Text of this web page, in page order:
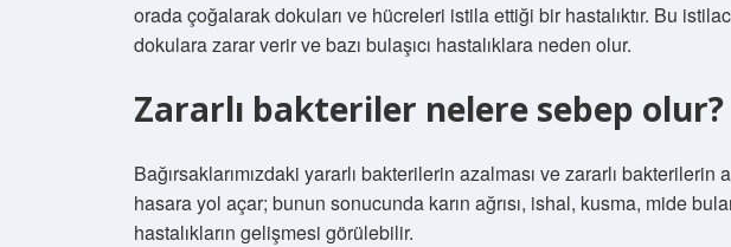
orada çoğalarak dokuları ve hücreleri istila ettiği bir hastalıktır. Bu
dokulara zarar verir ve bazı bulaşıcı hastalıklara neden olur.
Zararlı bakteriler nelere sebep olur?
Bağırsaklarımızdaki yararlı bakterilerin azalması ve zararlı bakterilerin
hasara yol açar; bunun sonucunda karın ağrısı, ishal, kusma, mide
hastalıkların gelişmesi görülebilir.